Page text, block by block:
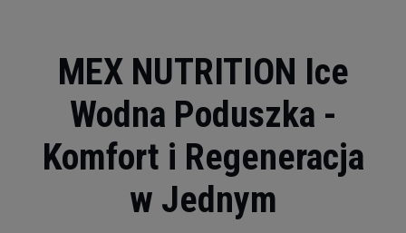
MEX NUTRITION Ice
Wodna Poduszka -
Komfort i Regeneracja
w Jednym